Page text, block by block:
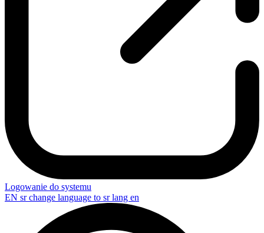
Logowanie do systemu
EN sr change language to sr lang en